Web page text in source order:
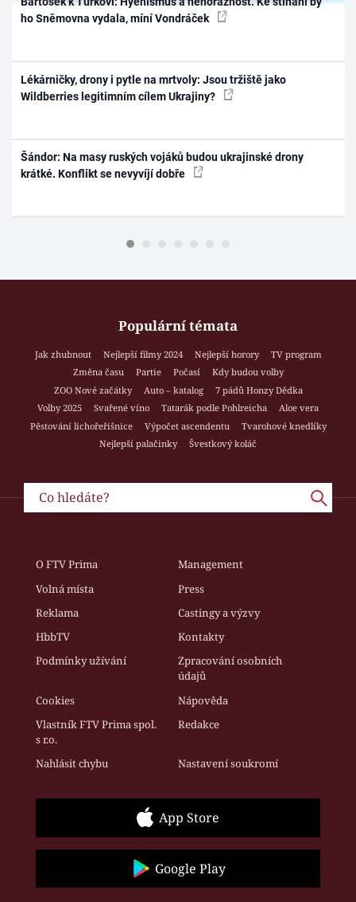
ho Sněmovna vydala, míní Vondráček
Lékárničky, drony i pytle na mrtvoly: Jsou tržiště jako
Wildberries legitimním cílem Ukrajiny?
Šándor: Na masy ruských vojáků budou ukrajinské drony
krátké. Konflikt se nevyvíjí dobře
Populární témata
Jak zhubnout Nejlepší filmy 2024 Nejlepší horory
TV program
Změna času
Partie Počasí
Kdy budou volby
ZOO Nové začátky
Auto – katalog
7 pádů Honzy Dědka
Volby 2025
Svařené víno Tatarák podle Pohlreicha
Aloe vera
Pěstování lichořeřišnice
Výpočet ascendentu
Tvarohové knedlíky
Nejlepší palačinky
Švestkový koláč
O FTV Prima
Management
Volná místa
Press
Reklama
Castingy a výzvy
HbbTV
Kontakty
Podmínky užívání
Zpracování osobních
údajů
Cookies
Nápověda
Vlastník FTV Prima spol.
s r.o.
Redakce
Nahlásit chybu Nastavení soukromí
App Store
Google Play